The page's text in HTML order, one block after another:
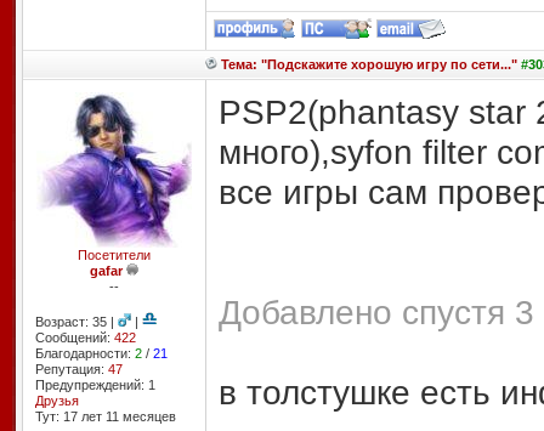
Тема: "Подскажите хорошую игру по сети..."
Посетители
gafar
--
Возраст: 35 |
|
Сообщений: 422
Благодарности: 2/ 21
Репутация: 47
Предупреждений: 1
Друзья
Тут: 17 лет 11 месяцев
PSP2(phantasy star
много),syfon filter
все игры сам
Добавлено спустя
в толстушке есть